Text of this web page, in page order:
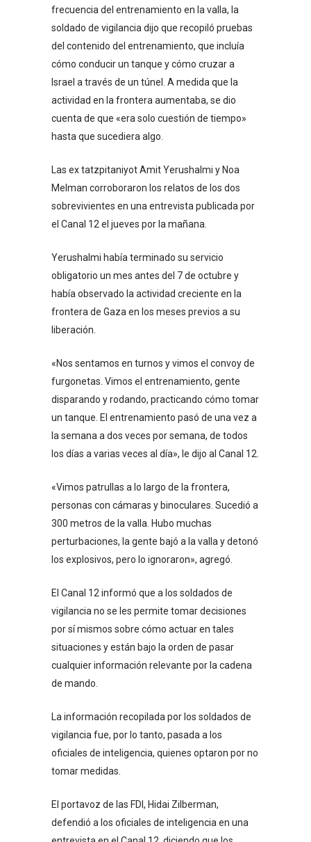
frecuencia del entrenamiento en la valla, la
soldado de vigilancia dijo que recopiló pruebas
del contenido del entrenamiento, que incluía
cómo conducir un tanque y cómo cruzar a
Israel a través de un túnel. A medida que la
actividad en la frontera aumentaba, se dio
cuenta de que «era solo cuestión de tiempo»
hasta que sucediera algo.
Las ex tatzpitaniyot Amit Yerushalmi y Noa
Melman corroboraron los relatos de los dos
sobrevivientes en una entrevista publicada por
el Canal 12 el jueves por la mañana.
Yerushalmi había terminado su servicio
obligatorio un mes antes del 7 de octubre y
había observado la actividad creciente en la
frontera de Gaza en los meses previos a su
liberación.
«Nos sentamos en turnos y vimos el convoy de
furgonetas. Vimos el entrenamiento, gente
disparando y rodando, practicando cómo tomar
un tanque. El entrenamiento pasó de una vez a
la semana a dos veces por semana, de todos
los días a varias veces al día», le dijo al Canal 12.
«Vimos patrullas a lo largo de la frontera,
personas con cámaras y binoculares. Sucedió a
300 metros de la valla. Hubo muchas
perturbaciones, la gente bajó a la valla y detonó
los explosivos, pero lo ignoraron», agregó.
El Canal 12 informó que a los soldados de
vigilancia no se les permite tomar decisiones
por sí mismos sobre cómo actuar en tales
situaciones y están bajo la orden de pasar
cualquier información relevante por la cadena
de mando.
La información recopilada por los soldados de
vigilancia fue, por lo tanto, pasada a los
oficiales de inteligencia, quienes optaron por no
tomar medidas.
El portavoz de las FDI, Hidai Zilberman,
defendió a los oficiales de inteligencia en una